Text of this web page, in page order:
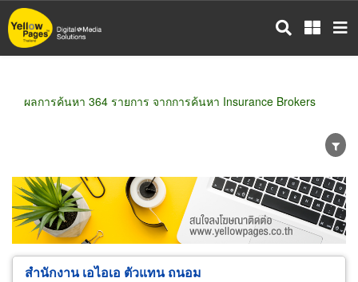
ข้าม
ไป
ผลการค้นหา 364 รายการ จากการค้นหา Insurance Brokers
ขายส่ง ขายปลีก ผู้ผลิต
ตัวแทนจัดจำหน่าย
ผู้ส่งออก/นำเข้า
ธุรกิจบริการ
สำนักงาน เอไอเอ ตัวแทน ถนอม